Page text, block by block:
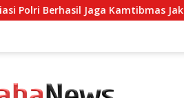
Jaga Kamtibmas Jakarta